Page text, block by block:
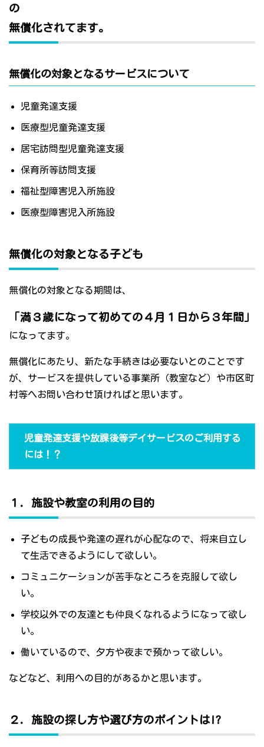
の
無償化されてます。
無償化の対象となるサービスについて
児童発達支援
医療型児童発達支援
居宅訪問型児童発達支援
保育所等訪問支援
福祉型障害児入所施設
医療型障害児入所施設
無償化の対象となる子ども
無償化の対象となる期間は、
「満３歳になって初めての４月１日から３年間」
になってます。
無償化にあたり、新たな手続きは必要ないとのことです
が、サービスを提供している事業所（教室など）や市区町
村等へお問い合わせ頂ければと思います。
児童発達支援や放課後等デイサービスのご利用する
には！？
１．施設や教室の利用の目的
子どもの成長や発達の遅れが心配なので、将来自立し
て生活できるようにして欲しい。
コミュニケーションが苦手なところを克服して欲し
い。
学校以外での友達とも仲良くなれるようになって欲し
い。
働いているので、夕方や夜まで預かって欲しい。
などなど、利用への目的があるかと思います。
２．施設の探し方や選び方のポイントは!?